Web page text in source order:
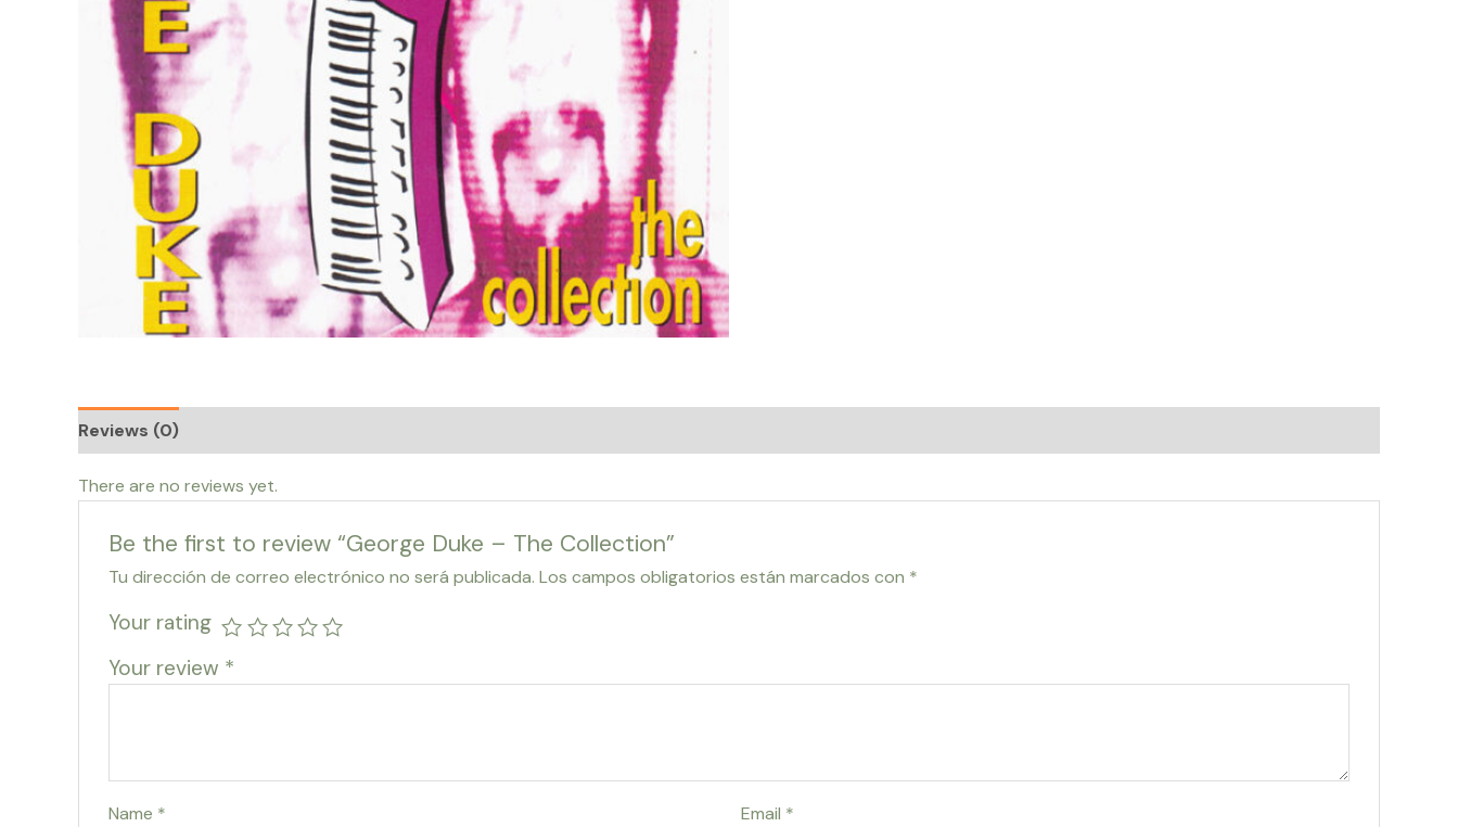
Reviews (0)
There are no reviews yet.
Be the first to review “George Duke – The Collection”
Tu dirección de correo electrónico no será publicada. Los campos obligatorios están marcados con *
Your rating
Your review *
Name * Email *